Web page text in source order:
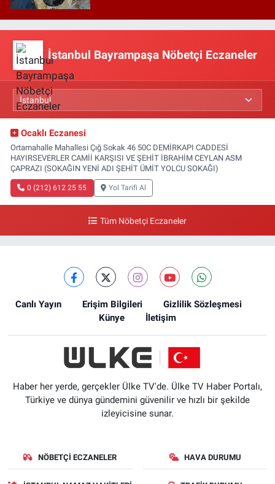
İstanbul Bayrampaşa Nöbetçi Eczaneler
Ocaklı Eczanesi
Ortamahalle Mahallesi Çığ Sokak 46 50C DEMİRKAPI CADDESİ
HAYIRSEVERLER CAMİİ KARŞISI VE ŞEHİT İBRAHİM CEYLAN ASM
ÇAPRAZI (SOKAĞIN YENİ ADI ŞEHİT ÜMİT YOLCU SOKAĞI)
0 (212) 612 25 55 Yol Tarifi Al
Tüm Nöbetçi Eczaneler
Canlı Yayın Erişim Bilgileri
Gizlilik Sözleşmesi
Künye
İletişim
Haber her yerde, gerçekler Ülke TV'de. Ülke TV Haber Portalı,
Türkiye ve dünya gündemini güvenilir ve hızlı bir şekilde
izleyicisine sunar.
NÖBETÇI ECZANELER HAVA DURUMU